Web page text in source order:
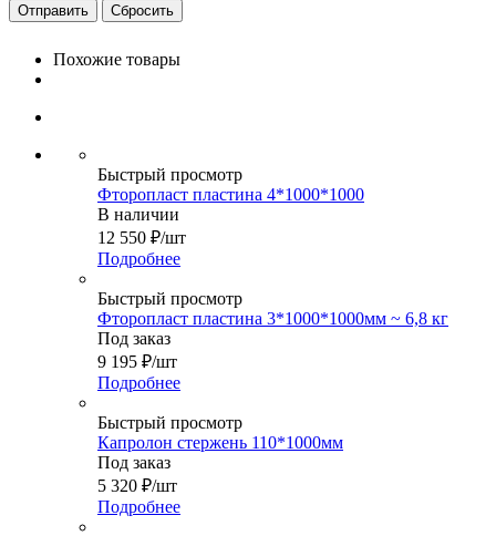
Сбросить
Похожие товары
Быстрый просмотр
Фторопласт пластина 4*1000*1000
В наличии
12 550 ₽/шт
Подробнее
Быстрый просмотр
Фторопласт пластина 3*1000*1000мм ~ 6,8 кг
Под заказ
9 195 ₽/шт
Подробнее
Быстрый просмотр
Капролон стержень 110*1000мм
Под заказ
5 320 ₽/шт
Подробнее